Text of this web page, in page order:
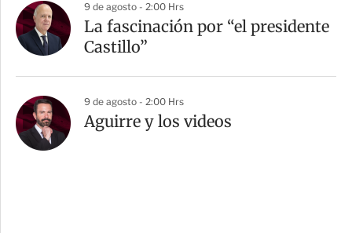
9 de agosto - 2:00 Hrs
La fascinación por “el presidente
Castillo”
9 de agosto - 2:00 Hrs
Aguirre y los videos